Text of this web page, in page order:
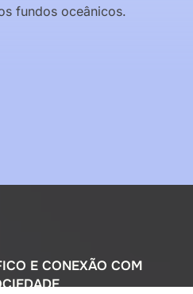
fundos oceânicos.
E CONEXÃO COM